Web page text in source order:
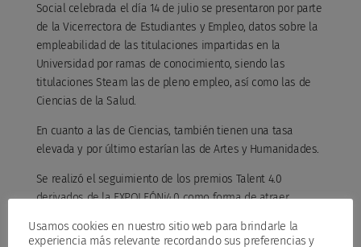
Social celebrada el día 14 de julio se presentaron por parte
de la Vicerrectora de Estudiantes y Empleo, datos sobre la
empleabilidad de las titulaciones impartidas en la
Universidad por ramas de conocimiento, siendo las
titulaciones Steam las de pleno empleo, así como las de
Ciencias de la Salud.
En cuanto a las de Ciencias, también tienen una tasa
elevada y por último estarían las de Artes y Humanidades.
Se realizó el seguimiento de los premios Talent 4.0
derivados de la EXPOLEÓNi4.0 como forma de atraer
Usamos cookies en nuestro sitio web para brindarle la
experiencia más relevante recordando sus preferencias y